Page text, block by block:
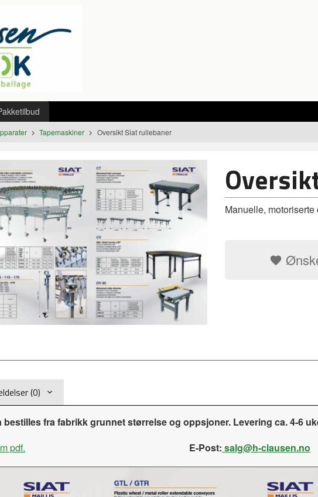
Tapemaskiner Oversikt Siat rullebaner
Manuelle,
(0)
bestilles fra fabrikk grunnet størrelse og oppsjoner. Levering ca. 4-6
pdf.
E-Post: salg@h-clausen.no